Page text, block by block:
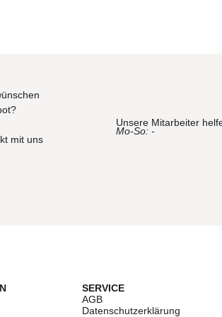
dar.
Endprodukt abweichen können.
mit uns
Unsere Mitarbeiter
Mo-So: -
SERVICE
AGB
Datenschutzerklärung